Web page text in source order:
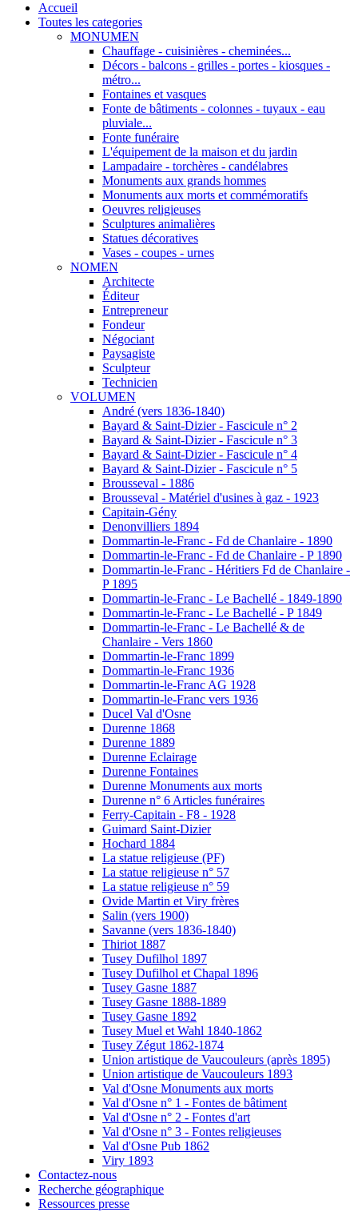
Accueil
Toutes les categories
MONUMEN
Chauffage - cuisinières - cheminées...
Décors - balcons - grilles - portes - kiosques -
métro...
Fontaines et vasques
Fonte de bâtiments - colonnes - tuyaux - eau
pluviale...
Fonte funéraire
L'équipement de la maison et du jardin
Lampadaire - torchères - candélabres
Monuments aux grands hommes
Monuments aux morts et commémoratifs
Oeuvres religieuses
Sculptures animalières
Statues décoratives
Vases - coupes - urnes
NOMEN
Architecte
Éditeur
Entrepreneur
Fondeur
Négociant
Paysagiste
Sculpteur
Technicien
VOLUMEN
André (vers 1836-1840)
Bayard & Saint-Dizier - Fascicule n° 2
Bayard & Saint-Dizier - Fascicule n° 3
Bayard & Saint-Dizier - Fascicule n° 4
Bayard & Saint-Dizier - Fascicule n° 5
Brousseval - 1886
Brousseval - Matériel d'usines à gaz - 1923
Capitain-Gény
Denonvilliers 1894
Dommartin-le-Franc - Fd de Chanlaire - 1890
Dommartin-le-Franc - Fd de Chanlaire - P 1890
Dommartin-le-Franc - Héritiers Fd de Chanlaire -
P 1895
Dommartin-le-Franc - Le Bachellé - 1849-1890
Dommartin-le-Franc - Le Bachellé - P 1849
Dommartin-le-Franc - Le Bachellé & de
Chanlaire - Vers 1860
Dommartin-le-Franc 1899
Dommartin-le-Franc 1936
Dommartin-le-Franc AG 1928
Dommartin-le-Franc vers 1936
Ducel Val d'Osne
Durenne 1868
Durenne 1889
Durenne Eclairage
Durenne Fontaines
Durenne Monuments aux morts
Durenne n° 6 Articles funéraires
Ferry-Capitain - F8 - 1928
Guimard Saint-Dizier
Hochard 1884
La statue religieuse (PF)
La statue religieuse n° 57
La statue religieuse n° 59
Ovide Martin et Viry frères
Salin (vers 1900)
Savanne (vers 1836-1840)
Thiriot 1887
Tusey Dufilhol 1897
Tusey Dufilhol et Chapal 1896
Tusey Gasne 1887
Tusey Gasne 1888-1889
Tusey Gasne 1892
Tusey Muel et Wahl 1840-1862
Tusey Zégut 1862-1874
Union artistique de Vaucouleurs (après 1895)
Union artistique de Vaucouleurs 1893
Val d'Osne Monuments aux morts
Val d'Osne n° 1 - Fontes de bâtiment
Val d'Osne n° 2 - Fontes d'art
Val d'Osne n° 3 - Fontes religieuses
Val d'Osne Pub 1862
Viry 1893
Contactez-nous
Recherche géographique
Ressources presse